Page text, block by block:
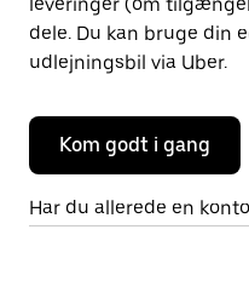
dele. Du kan bruge din
udlejningsbil via Uber.
Kom godt i gang
Har du allerede en